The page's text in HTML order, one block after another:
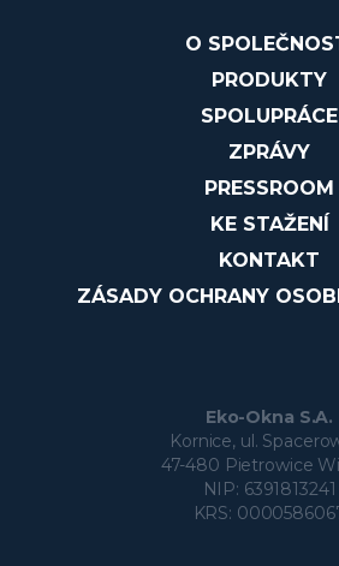
O
PRODUKTY
SPOLUPRÁCE
ZPRÁVY
PRESSROOM
KE STAŽENÍ
KONTAKT
ZÁSADY OCHRANY
Eko-Okna S.A.
Kornice, ul.
47-480 Pietrowice
NIP: 6391813241
KRS: